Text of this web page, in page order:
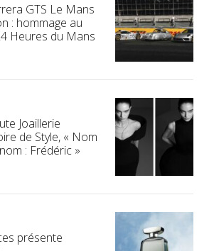
GTS Le Mans
: hommage au
Heures du Mans
Joaillerie
de Style, « Nom
: Frédéric »
présente